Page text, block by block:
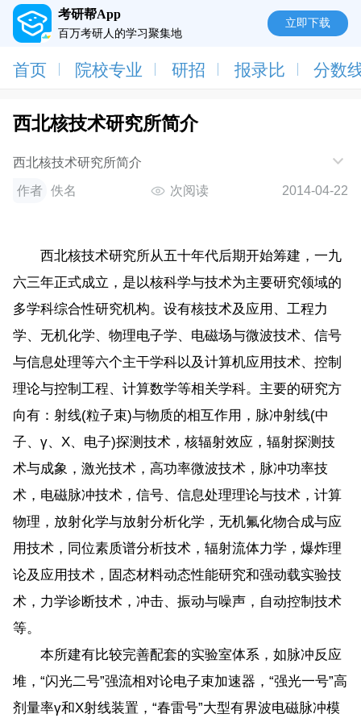
考研帮App
百万考研人的学习聚集地
立即下载
首页 院校专业 研招 报录比 分数
西北核技术研究所简介
西北核技术研究所简介
作者 佚名 次阅读 2014-04-22
西北核技术研究所从五十年代后期开始筹建，一九
六三年正式成立，是以核科学与技术为主要研究领域的
多学科综合性研究机构。设有核技术及应用、工程力
学、无机化学、物理电子学、电磁场与微波技术、信号
与信息处理等六个主干学科以及计算机应用技术、控制
理论与控制工程、计算数学等相关学科。主要的研究方
向有：射线(粒子束)与物质的相互作用，脉冲射线(中
子、γ、X、电子)探测技术，核辐射效应，辐射探测技
术与成象，激光技术，高功率微波技术，脉冲功率技
术，电磁脉冲技术，信号、信息处理理论与技术，计算
物理，放射化学与放射分析化学，无机氟化物合成与应
用技术，同位素质谱分析技术，辐射流体力学，爆炸理
论及应用技术，固态材料动态性能研究和强动载实验技
术，力学诊断技术，冲击、振动与噪声，自动控制技术
等。
本所建有比较完善配套的实验室体系，如脉冲反应
堆，“闪光二号”强流相对论电子束加速器，“强光一号”高
剂量率γ和X射线装置，“春雷号”大型有界波电磁脉冲模